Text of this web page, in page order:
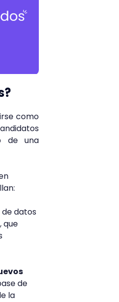
como
de una
de datos
que
de
la